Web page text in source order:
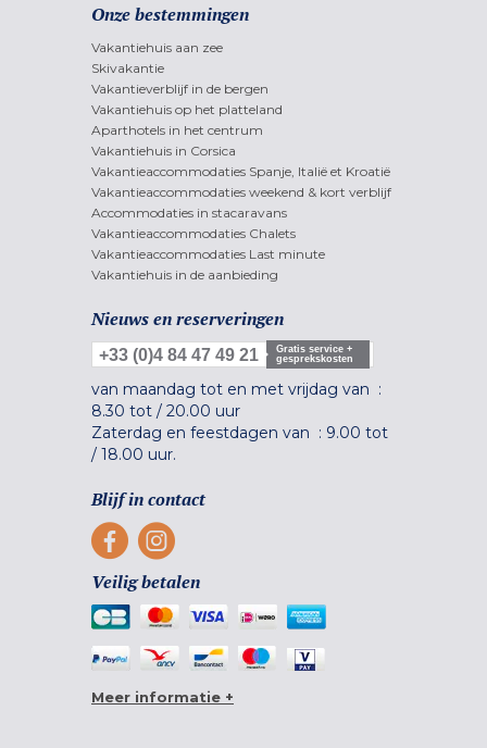
Onze bestemmingen
Vakantiehuis aan zee
Skivakantie
Vakantieverblijf in de bergen
Vakantiehuis op het platteland
Aparthotels in het centrum
Vakantiehuis in Corsica
Vakantieaccommodaties Spanje, Italië et Kroatië
Vakantieaccommodaties weekend & kort verblijf
Accommodaties in stacaravans
Vakantieaccommodaties Chalets
Vakantieaccommodaties Last minute
Vakantiehuis in de aanbieding
Nieuws en reserveringen
+33 (0)4 84 47 49 21
Gratis service +
gesprekskosten
van maandag tot en met vrijdag van :
8.30 tot / 20.00 uur
Zaterdag en feestdagen van : 9.00 tot
/ 18.00 uur.
Blijf in contact
Veilig betalen
Meer informatie +